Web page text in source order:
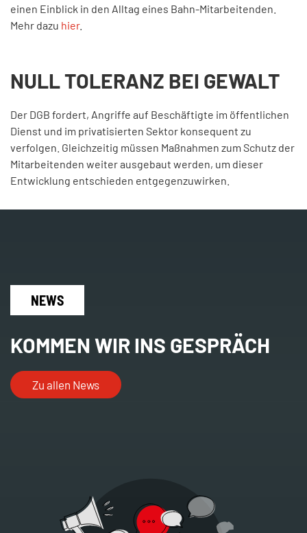
einen Einblick in den Alltag eines Bahn-Mitarbeitenden.
Mehr dazu hier.
NULL TOLERANZ BEI GEWALT
Der DGB fordert, Angriffe auf Beschäftigte im öffentlichen
Dienst und im privatisierten Sektor konsequent zu
verfolgen. Gleichzeitig müssen Maßnahmen zum Schutz der
Mitarbeitenden weiter ausgebaut werden, um dieser
Entwicklung entschieden entgegenzuwirken.
NEWS
KOMMEN WIR INS GESPRÄCH
Zu allen News